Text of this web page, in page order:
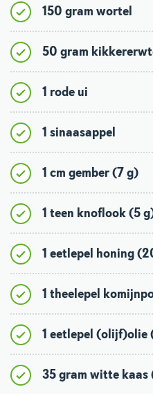
150 gram wortel
50 gram
1 rode ui
1 sinaasappel
1 cm gember (7 g)
1 teen knoflook (5
1 eetlepel honing
1 theelepel
1 eetlepel (olijf)olie
35 gram witte kaas